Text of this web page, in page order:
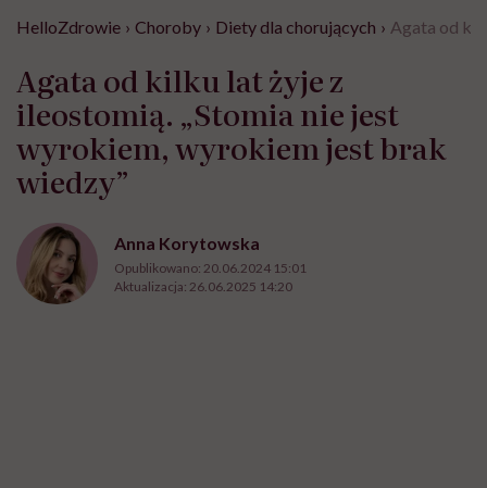
HelloZdrowie › Choroby › Diety dla chorujących › Agata od
Agata od kilku lat żyje z
ileostomią. „Stomia nie jest
wyrokiem, wyrokiem jest brak
wiedzy”
Anna Korytowska
Opublikowano: 20.06.2024 15:01
Aktualizacja: 26.06.2025 14:20